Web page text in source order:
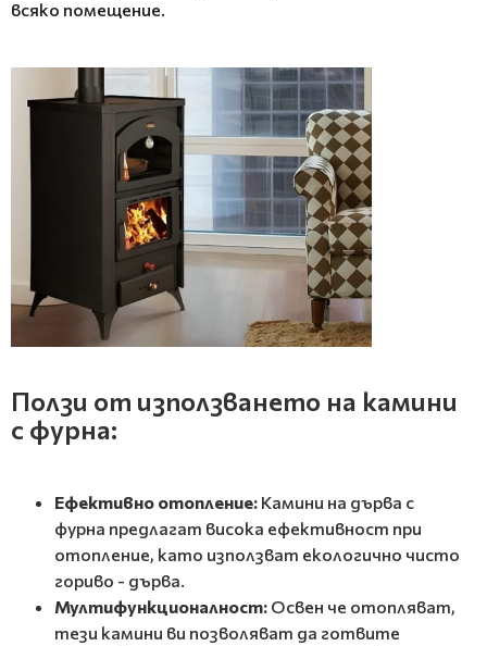
всяко помещение.
Ползи от използването на камини
с фурна:
Ефективно отопление: Камини на дърва с
фурна предлагат висока ефективност при
отопление, като използват екологично чисто
гориво - дърва.
Мултифункционалност: Освен че отопляват,
тези камини ви позволяват да готвите